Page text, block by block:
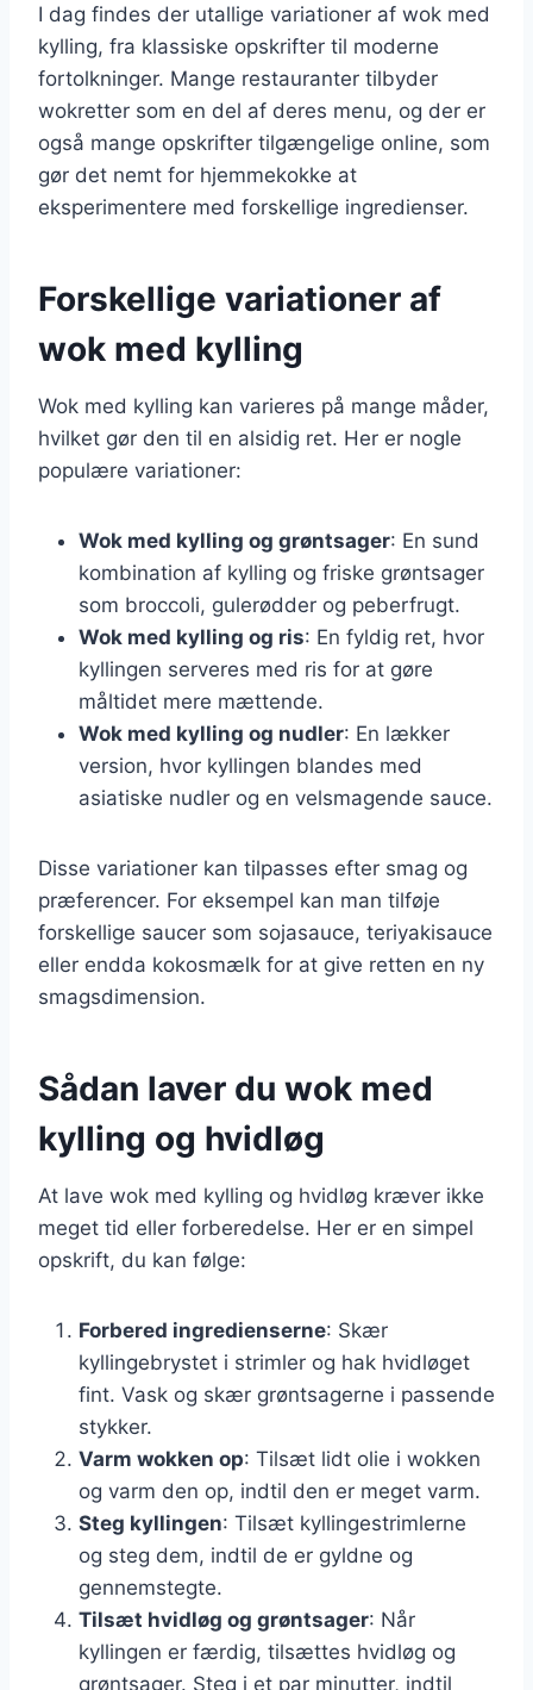
I dag findes der utallige variationer af wok med
kylling, fra klassiske opskrifter til moderne
fortolkninger. Mange restauranter tilbyder
wokretter som en del af deres menu, og der er
også mange opskrifter tilgængelige online, som
gør det nemt for hjemmekokke at
eksperimentere med forskellige ingredienser.
Forskellige variationer af
wok med kylling
Wok med kylling kan varieres på mange måder,
hvilket gør den til en alsidig ret. Her er nogle
populære variationer:
Wok med kylling og grøntsager: En sund
kombination af kylling og friske grøntsager
som broccoli, gulerødder og peberfrugt.
Wok med kylling og ris: En fyldig ret, hvor
kyllingen serveres med ris for at gøre
måltidet mere mættende.
Wok med kylling og nudler: En lækker
version, hvor kyllingen blandes med
asiatiske nudler og en velsmagende sauce.
Disse variationer kan tilpasses efter smag og
præferencer. For eksempel kan man tilføje
forskellige saucer som sojasauce, teriyakisauce
eller endda kokosmælk for at give retten en ny
smagsdimension.
Sådan laver du wok med
kylling og hvidløg
At lave wok med kylling og hvidløg kræver ikke
meget tid eller forberedelse. Her er en simpel
opskrift, du kan følge:
Forbered ingredienserne: Skær
kyllingebrystet i strimler og hak hvidløget
fint. Vask og skær grøntsagerne i passende
stykker.
Varm wokken op: Tilsæt lidt olie i wokken
og varm den op, indtil den er meget varm.
Steg kyllingen: Tilsæt kyllingestrimlerne
og steg dem, indtil de er gyldne og
gennemstegte.
Tilsæt hvidløg og grøntsager: Når
kyllingen er færdig, tilsættes hvidløg og
grøntsager. Steg i et par minutter, indtil